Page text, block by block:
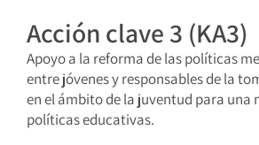
Acción clave 3 (KA3)
Apoyo a la reforma de las políticas
entre jóvenes y responsables de la
en el ámbito de la juventud para una
políticas educativas.